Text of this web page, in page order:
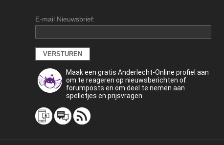
E-mail Nieuwsbrief:
Maak een gratis Anderlecht-Online profiel aan
om te reageren op nieuwsberichten of
forumposts en om deel te nemen aan
spelletjes en prijsvragen.